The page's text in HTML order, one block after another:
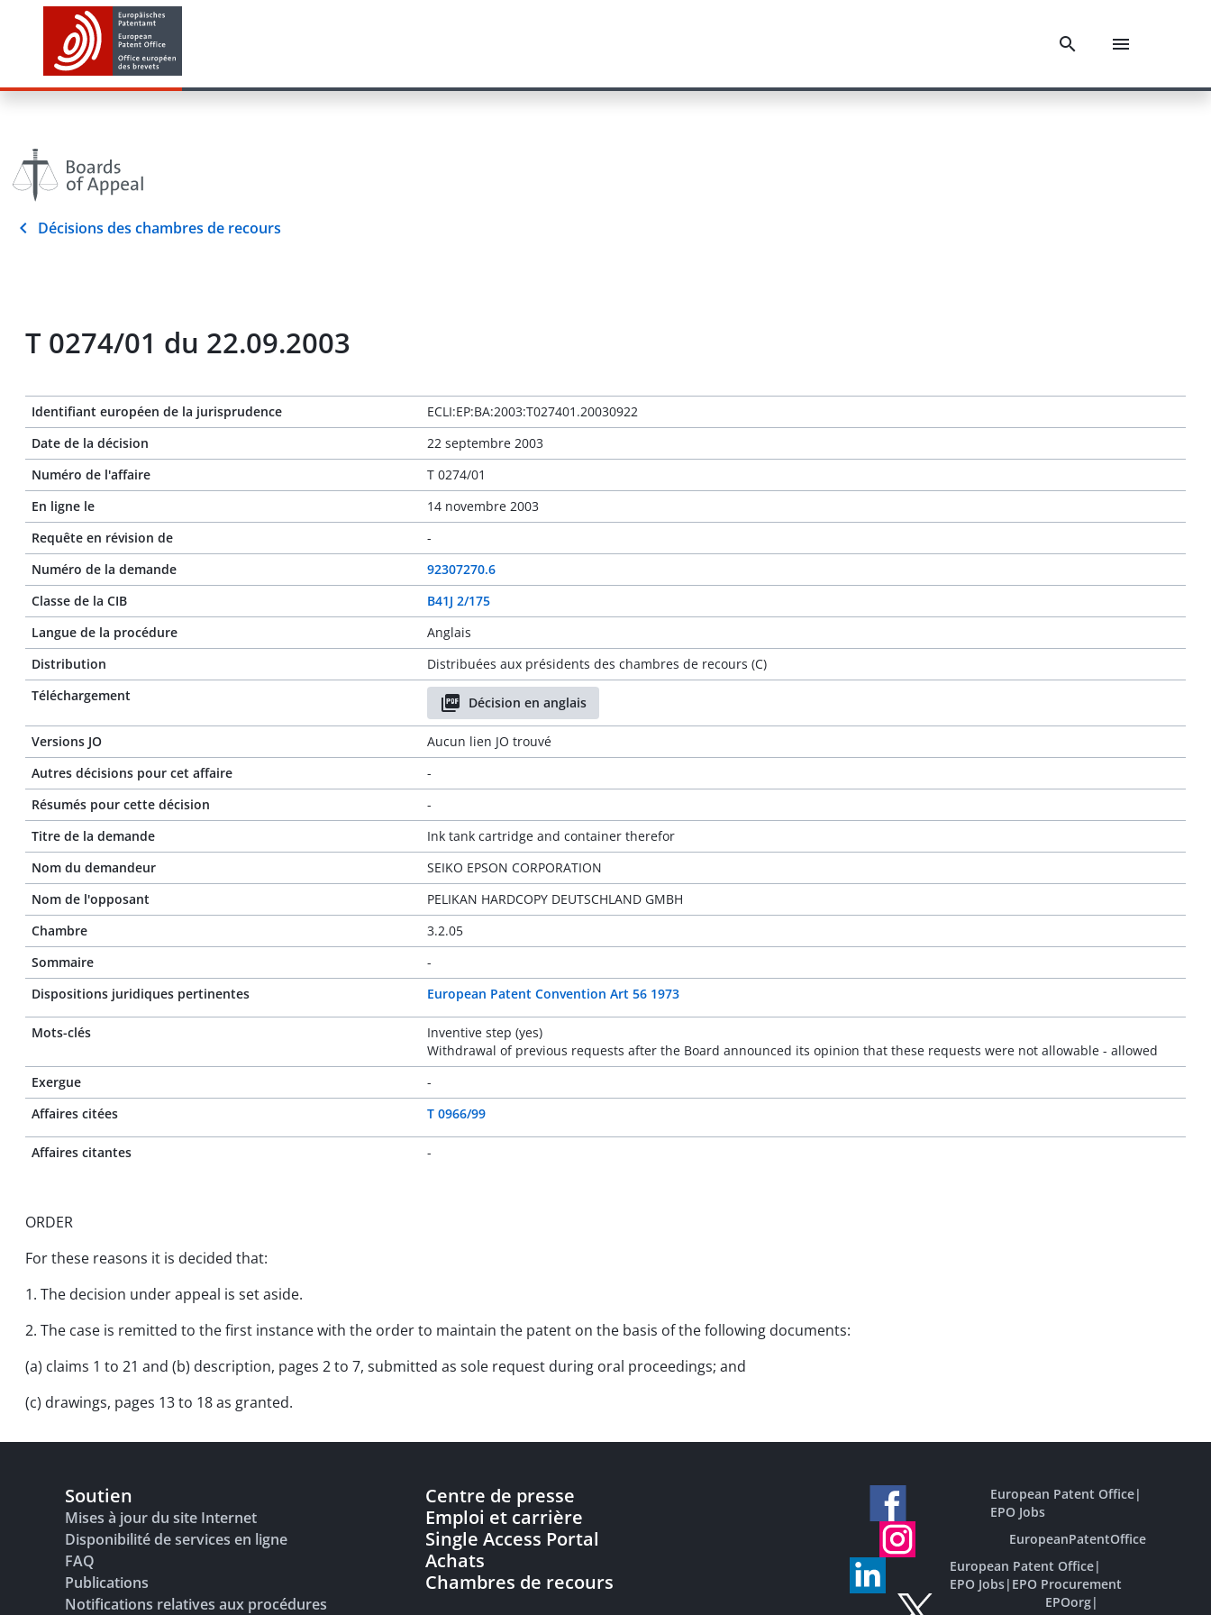
Décisions des chambres de recours
T 0274/01 du 22.09.2003
Identifiant européen de la jurisprudence
ECLI:EP:BA:2003:T027401.20030922
Date de la décision
22 septembre 2003
Numéro de l'affaire
T 0274/01
En ligne le
14 novembre 2003
Requête en révision de
-
Numéro de la demande
92307270.6
Classe de la CIB
B41J 2/175
Langue de la procédure
Anglais
Distribution
Distribuées aux présidents des chambres de recours (C)
Téléchargement
Décision en anglais
Versions JO
Aucun lien JO trouvé
Autres décisions pour cet affaire
-
Résumés pour cette décision
-
Titre de la demande
Ink tank cartridge and container therefor
Nom du demandeur
SEIKO EPSON CORPORATION
Nom de l'opposant
PELIKAN HARDCOPY DEUTSCHLAND GMBH
Chambre
3.2.05
Sommaire
-
Dispositions juridiques pertinentes
European Patent Convention Art 56 1973
Mots-clés
Inventive step (yes)
Withdrawal of previous requests after the Board announced its opinion that these requests were not allowable - allowed
Exergue
-
Affaires citées
T 0966/99
Affaires citantes -
ORDER
For these reasons it is decided that:
1. The decision under appeal is set aside.
2. The case is remitted to the first instance with the order to maintain the patent on the basis of the following documents:
(a) claims 1 to 21 and (b) description, pages 2 to 7, submitted as sole request during oral proceedings; and
(c) drawings, pages 13 to 18 as granted.
Soutien
Mises à jour du site Internet
Disponibilité de services en ligne
FAQ
Publications
Notifications relatives aux procédures
Centre de presse
Emploi et carrière
Single Access Portal
Achats
Chambres de recours
European Patent Office|
EPO Jobs
EuropeanPatentOffice
European Patent Office|
EPO Jobs| EPO Procurement
EPOorg|